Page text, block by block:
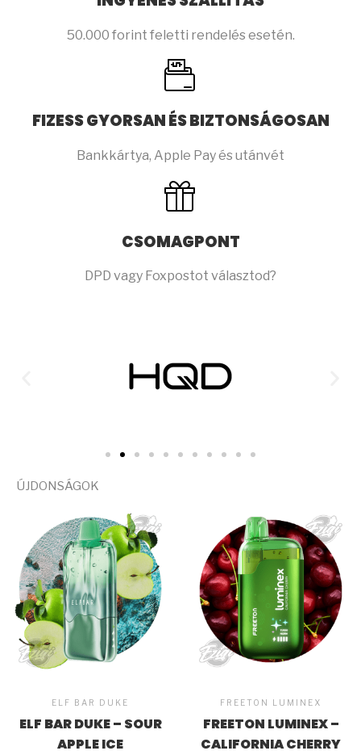
50.000 forint feletti rendelés esetén.
FIZESS GYORSAN ÉS BIZTONSÁGOSAN
Bankkártya, Apple Pay és utánvét
CSOMAGPONT
DPD vagy Foxpostot választod?
ÚJDONSÁGOK
ELF BAR DUKE
ELF BAR DUKE – SOUR
APPLE ICE
FREETON LUMINEX
FREETON LUMINEX –
CALIFORNIA CHERRY